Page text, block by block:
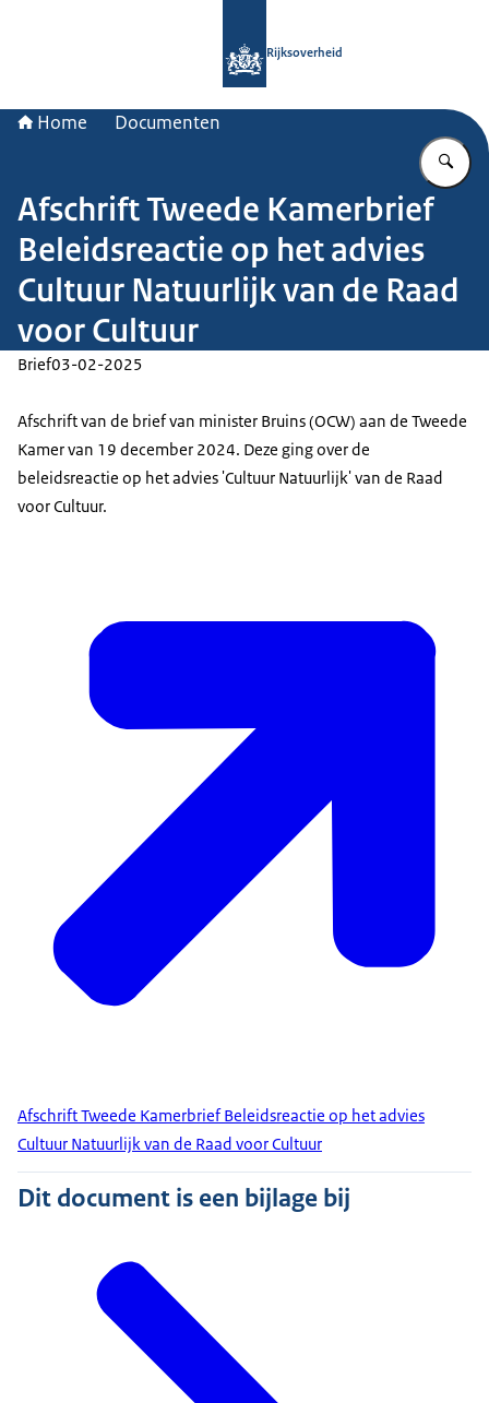
Rijksoverheid
Home Documenten
Afschrift Tweede Kamerbrief
Beleidsreactie op het advies
Cultuur Natuurlijk van de Raad
voor Cultuur
Brief03-02-2025
Afschrift van de brief van minister Bruins (OCW) aan de Tweede
Kamer van 19 december 2024. Deze ging over de
beleidsreactie op het advies 'Cultuur Natuurlijk' van de Raad
voor Cultuur.
Afschrift Tweede Kamerbrief Beleidsreactie op het advies
Cultuur Natuurlijk van de Raad voor Cultuur
Dit document is een bijlage bij